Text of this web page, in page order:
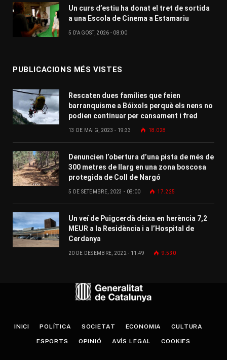
Un curs d’estiu ha donat el tret de sortida
a una Escola de Cinema a Estamariu
5 D'AGOST, 2026 - 08:00
PUBLICACIONS MÉS VISTES
Rescaten dues famílies que feien
barranquisme a Bóixols perquè els nens no
podien continuar per cansament i fred
13 DE MAIG, 2023 - 19:33 18.028
Denuncien l’obertura d’una pista de més de
300 metres de llarg en una zona boscosa
protegida de Coll de Nargó
5 DE SETEMBRE, 2023 - 08:00 17.225
Un veí de Puigcerdà deixa en herència 7,2
MEUR a la Residència i a l’Hospital de
Cerdanya
20 DE DESEMBRE, 2022 - 11:49 9.530
INICI POLÍTICA SOCIETAT ECONOMIA CULTURA
ESPORTS OPINIÓ AVÍS LEGAL COOKIES